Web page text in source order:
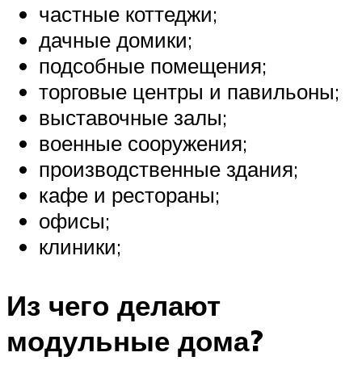
частные коттеджи;
дачные домики;
подсобные помещения;
торговые центры и павильоны;
выставочные залы;
военные сооружения;
производственные здания;
кафе и рестораны;
офисы;
клиники;
Из чего делают
модульные дома?